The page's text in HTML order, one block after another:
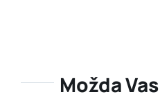
Možda